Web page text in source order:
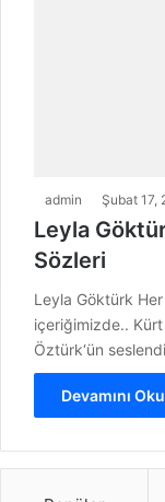
admin Şubat 17,
Leyla
Sözleri
Leyla Göktürk
içeriğimizde..
Öztürk‘ün
Devamını